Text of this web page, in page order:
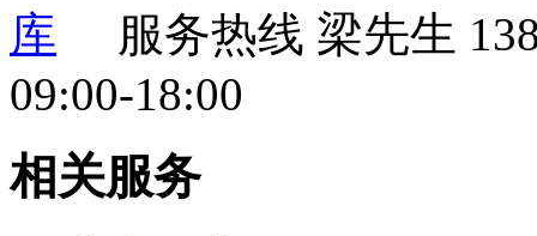
服务热线 梁先生
09:00-18:00
相关服务